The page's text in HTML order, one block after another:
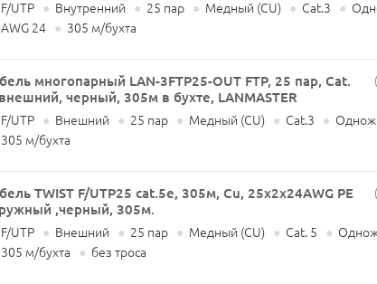
F/UTP ● Внутренний ● 25 пар ● Медный (CU) ● Cat.3 ●
AWG 24 ● 305 м/бухта
многопарный LAN-3FTP25-OUT FTP, 25 пар, Cat.
черный, 305м в бухте, LANMASTER
F/UTP ● Внешний ● 25 пар ● Медный (CU) ● Cat.3 ●
305 м/бухта
TWIST F/UTP25 cat.5e, 305м, Cu, 25x2x24AWG PE
,черный, 305м.
F/UTP ● Внешний ● 25 пар ● Медный (CU) ● Cat. 5 ●
305 м/бухта ● без троса